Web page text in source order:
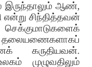
இருந்தாலும் ஆண்,
சிந்தித்தவன்
கருதியவன்.
முழுவதிலும்